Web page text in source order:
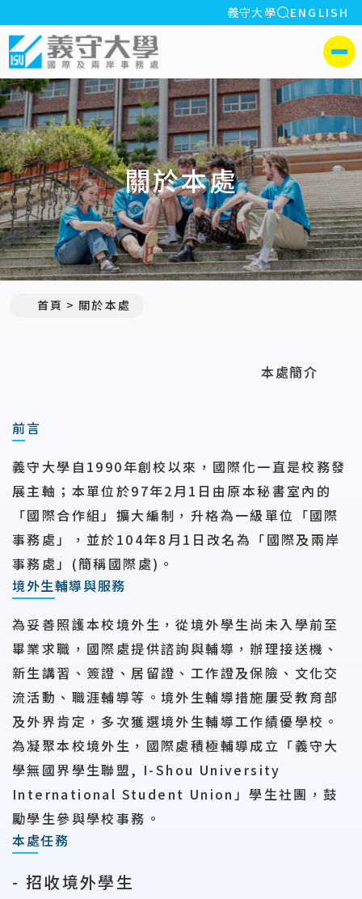
:::
義守大學 全站搜索
ENGLISH
側選單
關於本處
首頁 關於本處
本處簡介
前言
義守大學自1990年創校以來，國際化一直是校務發
展主軸；本單位於97年2月1日由原本秘書室內的
「國際合作組」擴大編制，升格為一級單位「國際
事務處」，並於104年8月1日改名為「國際及兩岸
事務處」(簡稱國際處)。
境外生輔導與服務
為妥善照護本校境外生，從境外學生尚未入學前至
畢業求職，國際處提供諮詢與輔導，辦理接送機、
新生講習、簽證、居留證、工作證及保險、文化交
流活動、職涯輔導等。境外生輔導措施屢受教育部
及外界肯定，多次獲選境外生輔導工作績優學校。
為凝聚本校境外生，國際處積極輔導成立「義守大
學無國界學生聯盟, I-Shou University
International Student Union」學生社團，鼓
勵學生參與學校事務。
本處任務
- 招收境外學生